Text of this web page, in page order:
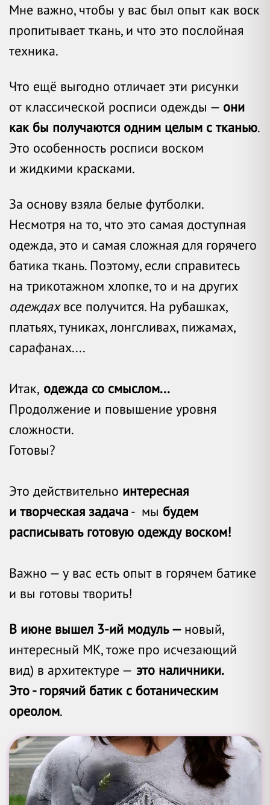
Мне важно, чтобы у вас был опыт как воск
пропитывает ткань, и что это послойная
техника.
Что ещё выгодно отличает эти рисунки
от классической росписи одежды — они
как бы получаются одним целым с тканью.
Это особенность росписи воском
и жидкими красками.
За основу взяла белые футболки.
Несмотря на то, что это самая доступная
одежда, это и самая сложная для горячего
батика ткань. Поэтому, если справитесь
на трикотажном хлопке, то и на других
одеждахвсе получится. На рубашках,
платьях, туниках, лонгсливах, пижамах,
сарафанах....
Итак, одежда со смыслом...
Продолжение и повышение уровня
сложности.
Готовы?
Это действительно интересная
и творческая задача- мы будем
расписывать готовую одежду воском!
Важно — у вас есть опыт в горячем батике
и вы готовы творить!
В июне вышел 3-ий модуль — новый,
интересный МК, тоже про исчезающий
вид) в архитектуре — это наличники.
Это - горячий батик с ботаническим
ореолом.